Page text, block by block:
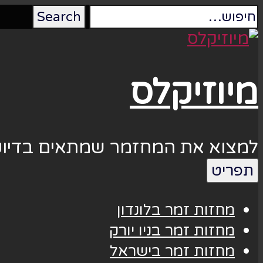
מיוזיקלס
למצוא את המחזמר שמתאים
תפריט
מחזות זמר בלונדון
מחזות זמר בניו יורק
מחזות זמר בישראל